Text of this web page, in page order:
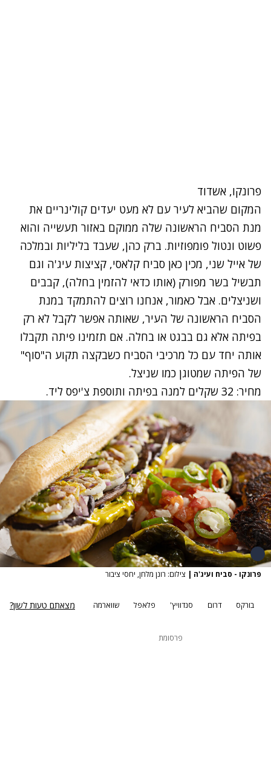
פרונקו, אשדוד
המקום שהביא לעיר עם לא מעט יעדים קולינריים את
מנת הסביח הראשונה שלה ממוקם באזור תעשייה והוא
פשוט ונטול פומפוזיות. ברק כהן, שעבד בליליות ובמלכה
של אייל שני, מכין כאן סביח קלאסי, קציצות עיג'ה וגם
תבשיל בשר מפורק (אותו כדאי להזמין בחלה), קבבים
ושניצלים. אבל כאמור, אנחנו רוצים להתמקד במנת
הסביח הראשונה של העיר, שאותה אפשר לקבל לא רק
בפיתה אלא גם בבגט או בחלה. אם תזמינו פיתה תקבלו
אותה יחד עם כל מרכיבי הסביח כשבקצה תקוע ה"סוף"
של הפיתה שמטוגן כמו שניצל.
מחיר: 32 שקלים למנה בפיתה ותוספת צ'יפס ליד.
פרונקו - סביח ועיג'ה | צילום: רונן מלחן, יחסי ציבור
בורקס דרום סנדוויץ' פלאפל שווארמה מצאתם טעות לשון?
פרסומת